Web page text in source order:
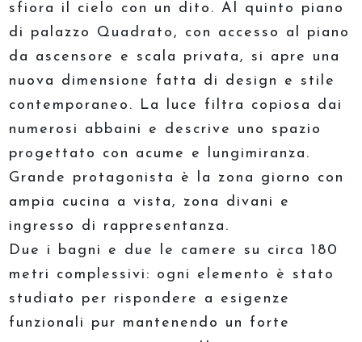
sfiora il cielo con un dito. Al quinto piano
di palazzo Quadrato, con accesso al piano
da ascensore e scala privata, si apre una
nuova dimensione fatta di design e stile
contemporaneo. La luce filtra copiosa dai
numerosi abbaini e descrive uno spazio
progettato con acume e lungimiranza.
Grande protagonista è la zona giorno con
ampia cucina a vista, zona divani e
ingresso di rappresentanza.
Due i bagni e due le camere su circa 180
metri complessivi: ogni elemento è stato
studiato per rispondere a esigenze
funzionali pur mantenendo un forte